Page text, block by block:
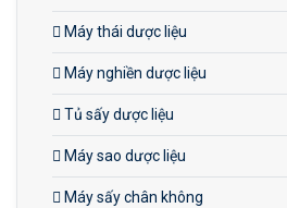
Máy thái dược liệu
Máy nghiền dược liệu
Tủ sấy dược liệu
Máy sao dược liệu
Máy sấy chân không